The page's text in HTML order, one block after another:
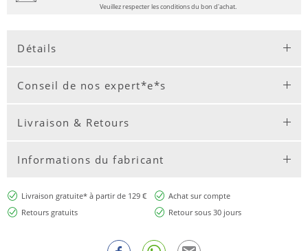
Veuillez respecter les conditions du bon d'achat.
Détails
Conseil de nos expert*e*s
Livraison & Retours
Informations du fabricant
Livraison gratuite* à partir de 129 €
Achat sur compte
Retours gratuits
Retour sous 30 jours